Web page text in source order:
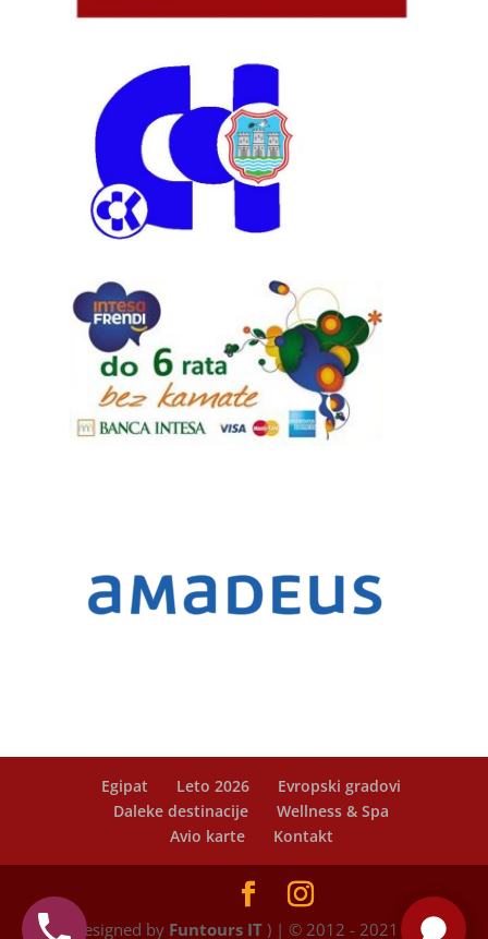
Egipat Leto 2026
Evropski gradovi
Daleke destinacije
Wellness & Spa
Avio karte
Kontakt
Designed by Funtours IT ) | © 2012 - 2021 Promo